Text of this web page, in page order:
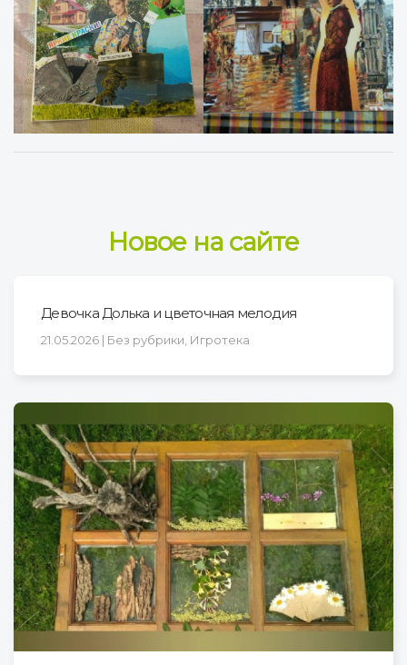
Новое на сайте
Девочка Долька и цветочная мелодия
21.05.2026 | Без рубрики, Игротека